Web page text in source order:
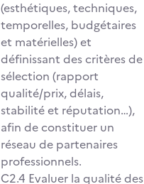
(esthétiques, techniques,
temporelles, budgétaires
et matérielles) et
définissant des critères de
sélection (rapport
qualité/prix, délais,
stabilité et réputation…),
afin de constituer un
réseau de partenaires
professionnels.
C2.4 Evaluer la qualité des